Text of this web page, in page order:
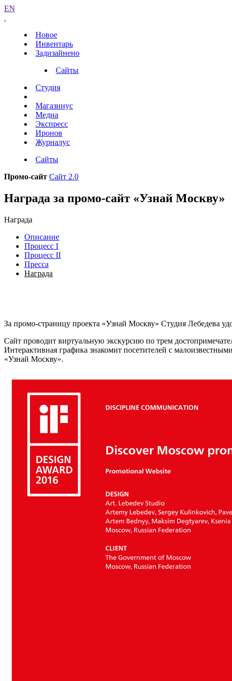
EN
Новое
Инвентарь
Задизайнено
Сайты
Студия
Магазинус
Медиа
Экспресс
Иронов
Журналус
Сайты
Промо-сайт Сайт 2.0
Награда за промо-сайт «Узнай Москву»
Награда
Описание
Процесс I
Процесс II
Пресса
Награда
За промо-страницу проекта «Узнай Москву» Студия Лебедева
Сайт проводит виртуальную экскурсию по трем
Интерактивная графика знакомит посетителей с
«Узнай Москву».